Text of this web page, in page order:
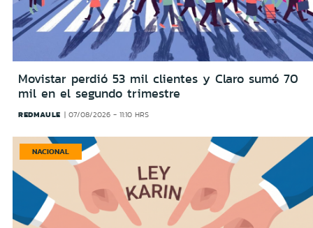
Movistar perdió 53 mil clientes y Claro sumó 70
mil en el segundo trimestre
REDMAULE 07/08/2026 - 11:10 HRS
NACIONAL